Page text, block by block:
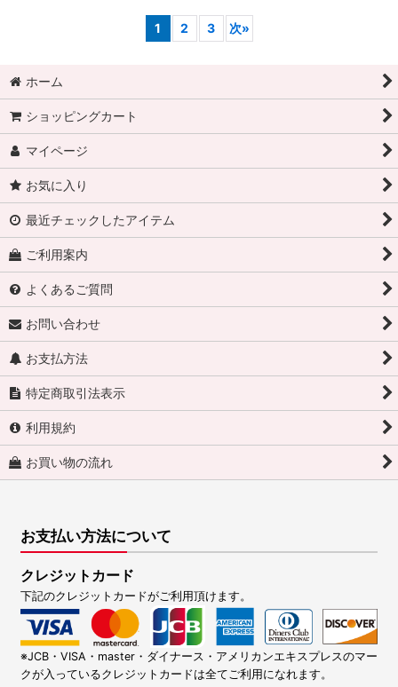
1 2 3 次»
ホーム
ショッピングカート
マイページ
お気に入り
最近チェックしたアイテム
ご利用案内
よくあるご質問
お問い合わせ
お支払方法
特定商取引法表示
利用規約
お買い物の流れ
お支払い方法について
クレジットカード
下記のクレジットカードがご利用頂けます。
※JCB・VISA・master・ダイナース・アメリカンエキスプレスのマー
クが入っているクレジットカードは全てご利用になれます。